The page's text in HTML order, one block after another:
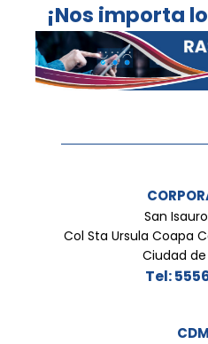
¡Nos importa
San
Col Sta Ursula Coapa
Ciudad
Tel: